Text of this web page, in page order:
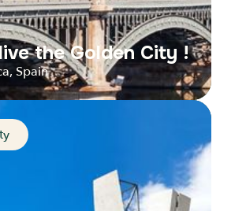
the Golden City !
Spain
live the Golden City !